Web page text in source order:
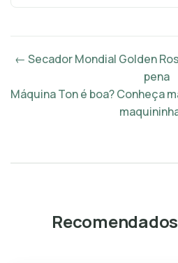
← Secador Mondial Golden
pena
Máquina Ton é boa? Conheça